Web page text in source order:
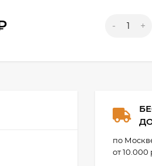
- +
по
от 10.000